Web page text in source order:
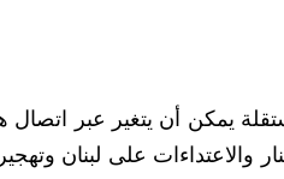
يمكن أن يتغير عبر اتصال
على لبنان وتهجير